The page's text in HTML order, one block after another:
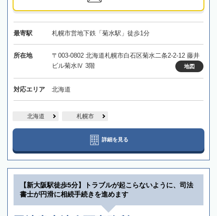
最寄駅 札幌市営地下鉄「菊水駅」徒歩1分
所在地
〒003-0802 北海道札幌市白石区菊水二条2-2-12 藤井
ビル菊水Ⅳ 3階
地図
対応エリア 北海道
北海道 札幌市
詳細を見る
【新大阪駅徒歩5分】トラブルが起こらないように、司法
書士が円滑に相続手続きを進めます